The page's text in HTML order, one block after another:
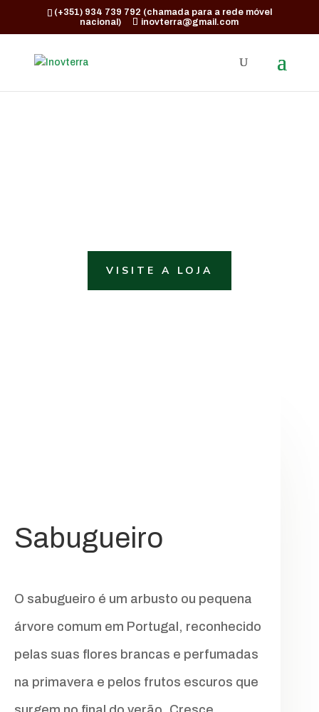
(+351) 934 739 792 (chamada para a rede móvel
nacional)
inovterra@gmail.com
VISITE A LOJA
Sabugueiro
O sabugueiro é um arbusto ou pequena
árvore comum em Portugal, reconhecido
pelas suas flores brancas e perfumadas
na primavera e pelos frutos escuros que